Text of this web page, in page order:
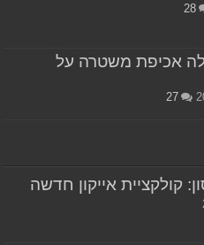
28
אכיפת משטרה על
27
קולקציית אייקון חדשה